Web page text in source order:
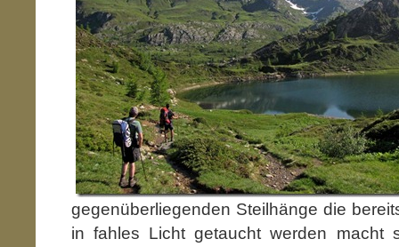
gegenüberliegenden Steilhänge die
in fahles Licht getaucht werden macht